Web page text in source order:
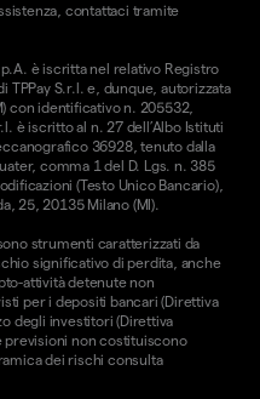
contattaci tramite
è iscritta nel relativo Registro
TPPay S.r.l. e, dunque, autorizzata
con identificativo n. 205532,
è iscritto al n. 27 dell’Albo Istituti
36928, tenuto dalla
comma 1 del D. Lgs. n. 385
(Testo Unico Bancario),
25, 20135 Milano (MI).
strumenti caratterizzati da
significativo di perdita, anche
attività detenute non
per i depositi bancari (Direttiva
degli investitori (Direttiva
non costituiscono
dei rischi consulta